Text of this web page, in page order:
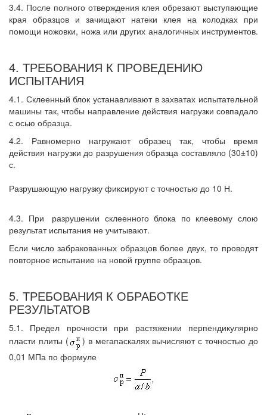
3.4. После полного отверждения клея обрезают выступающие
края образцов и зачищают натеки клея на колодках при
помощи ножовки, ножа или других аналогичных инструментов.
4. ТРЕБОВАНИЯ К ПРОВЕДЕНИЮ
ИСПЫТАНИЯ
4.1. Склеенный блок устанавливают в захватах испытательной
машины так, чтобы направление действия нагрузки совпадало
с осью образца.
4.2. Равномерно нагружают образец так, чтобы время
действия нагрузки до разрушения образца составляло (30±10)
с.
Разрушающую нагрузку фиксируют с точностью до 10 Н.
4.3. При
разрушении склеенного блока по клеевому слою
результат испытания не учитывают.
Если число забракованных образцов более двух, то проводят
повторное испытание на новой группе образцов.
5. ТРЕБОВАНИЯ К ОБРАБОТКЕ
РЕЗУЛЬТАТОВ
5.1. Предел прочности при растяжении перпендикулярно
пласти плиты (
) в мегапаскалях вычисляют с точностью до
0,01 МПа по формуле
,